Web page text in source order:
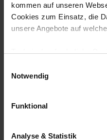
kommen auf unseren
Cookies zum Einsatz, die
unsere Angebote auf
Technisch erforderliche
grundlegende Funktionen
gewährleisten.
Für die Darstellung
Notwendig
Funktional
Analyse & Statistik
Haut. Nehme den
Kraftsport.